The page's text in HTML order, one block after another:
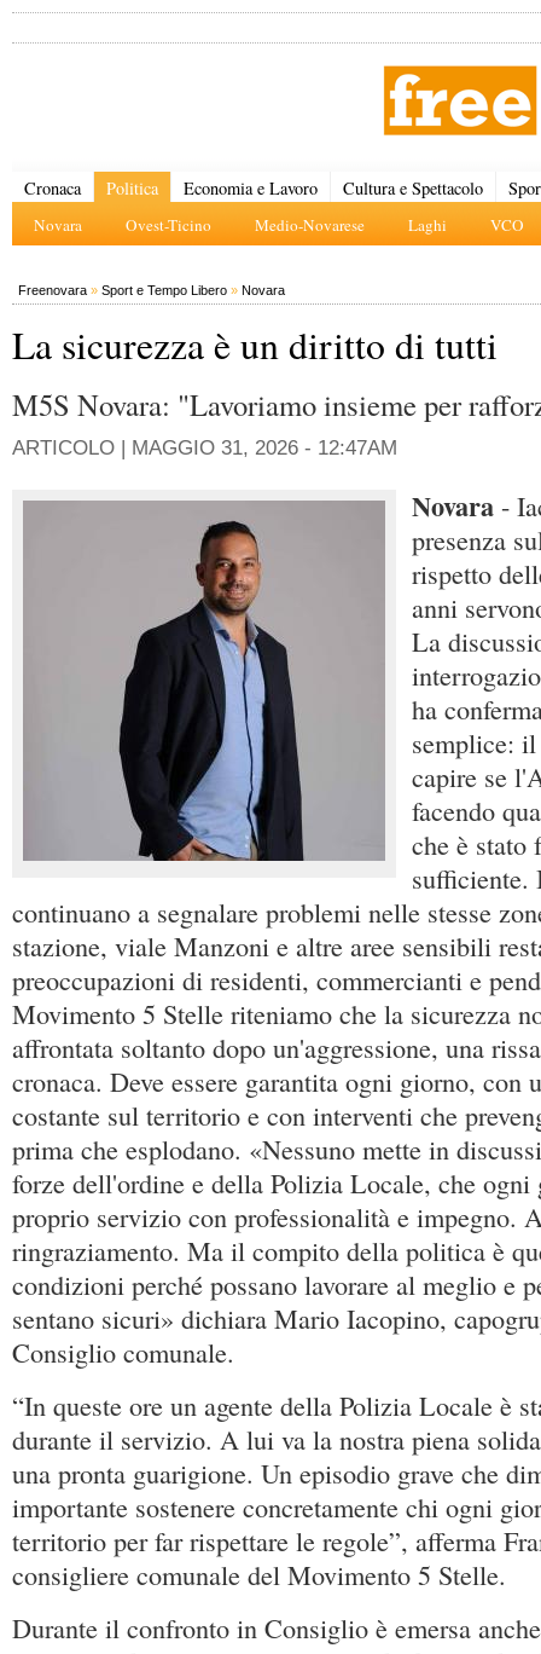
Cronaca Politica
Novara Ovest-Ticino Medio-Novarese Laghi VCO
Economia e Lavoro Cultura e Spettacolo
Freenovara » Sport e Tempo Libero » Novara
La sicurezza è un diritto di tutti
M5S Novara: "Lavoriamo insieme per
ARTICOLO | MAGGIO 31, 2026 - 12:47AM
Novara -
presenza
rispetto
anni
La
ha
semplice:
capire se
facendo
che è stato
continuano a segnalare problemi nelle stesse
stazione, viale Manzoni e altre aree sensibili
preoccupazioni di residenti, commercianti e
Movimento 5 Stelle riteniamo che la sicurezza
affrontata soltanto dopo un'aggressione, una
cronaca. Deve essere garantita ogni giorno, con
costante sul territorio e con interventi che
prima che esplodano. «Nessuno mette in
forze dell'ordine e della Polizia Locale, che
proprio servizio con professionalità e impegno.
ringraziamento. Ma il compito della politica è
condizioni perché possano lavorare al meglio e
sentano sicuri» dichiara Mario Iacopino,
Consiglio comunale.
“In queste ore un agente della Polizia Locale è
durante il servizio. A lui va la nostra piena
una pronta guarigione. Un episodio grave che
importante sostenere concretamente chi ogni
territorio per far rispettare le regole”, afferma
consigliere comunale del Movimento 5 Stelle.
Durante il confronto in Consiglio è emersa